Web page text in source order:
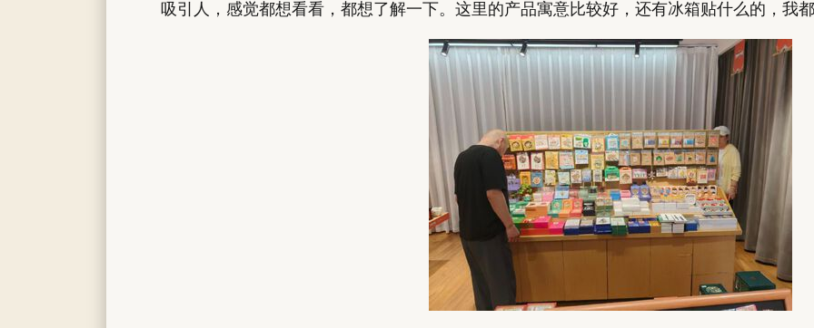
吸引人，感觉都想看看，都想了解一下。这里的产品寓意比较好，还有冰箱贴什么的，我